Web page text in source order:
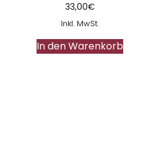
33,00€
Inkl. MwSt.
In den Warenkorb